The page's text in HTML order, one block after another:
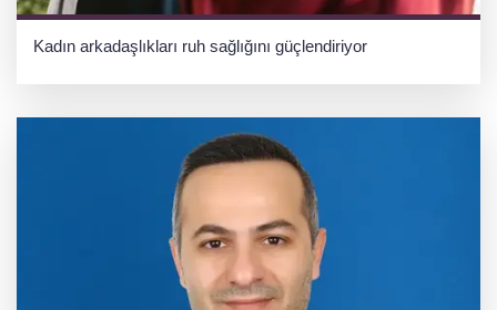
Kadın arkadaşlıkları ruh sağlığını güçlendiriyor